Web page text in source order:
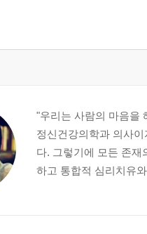
"우리는 사람의 마음을
정신건강의학과 의사
다. 그렇기에 모든 존재
하고 통합적 심리치유